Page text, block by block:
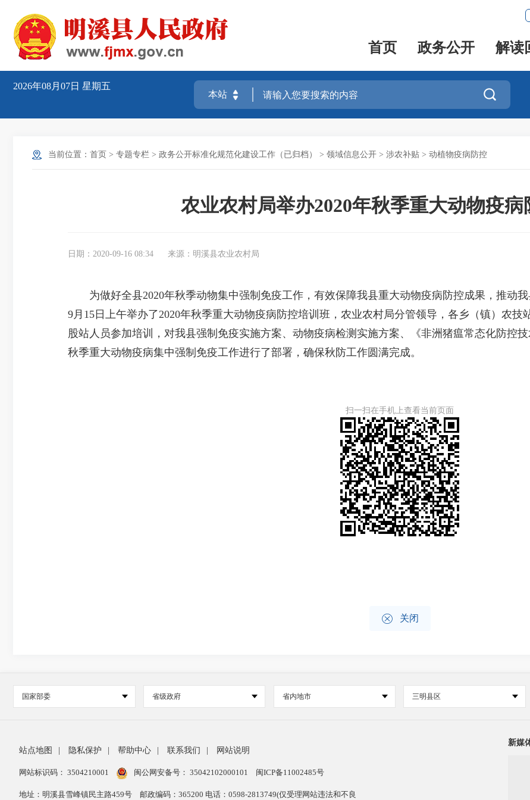
首页 政务公开 解读
2026年08月07日 星期五

当前位置： 首页 > 专题专栏 > 政务公开标准化规范化建设工作（已归档） > 领域信息公开 > 涉农补贴 > 动植物疫病防控
农业农村局举办2020年秋季重大动物疫
日期：2020-09-16 08:34 来源：明溪县农业农村局
为做好全县2020年秋季动物集中强制免疫工作，有效保障我县重大动物疫病防控成果，推动
9月15日上午举办了2020年秋季重大动物疫病防控培训班，农业农村局分管领导，各乡（镇）农
股站人员参加培训，对我县强制免疫实施方案、动物疫病检测实施方案、《非洲猪瘟常态化防控
秋季重大动物疫病集中强制免疫工作进行了部署，确保秋防工作圆满完成。
扫一扫在手机上查看当前页面
 关闭
国家部委 省级政府 省内地市 三明县区
站点地图 隐私保护 帮助中心 联系我们 网站说明
网站标识码： 3504210001 闽公网安备号： 35042102000101 闽ICP备11002485号
地址：明溪县雪峰镇民主路459号 邮政编码：365200 电话：0598-2813749(仅受理网站违法和不良
新媒